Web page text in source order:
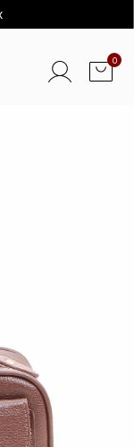
0